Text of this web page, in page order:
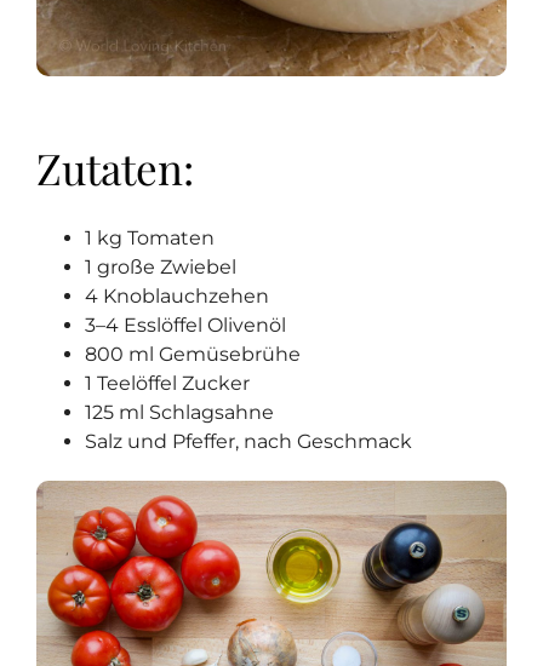
Zutaten:
1 kg Tomaten
1 große Zwiebel
4 Knoblauchzehen
3–4 Esslöffel Olivenöl
800 ml Gemüsebrühe
1 Teelöffel Zucker
125 ml Schlagsahne
Salz und Pfeffer, nach Geschmack